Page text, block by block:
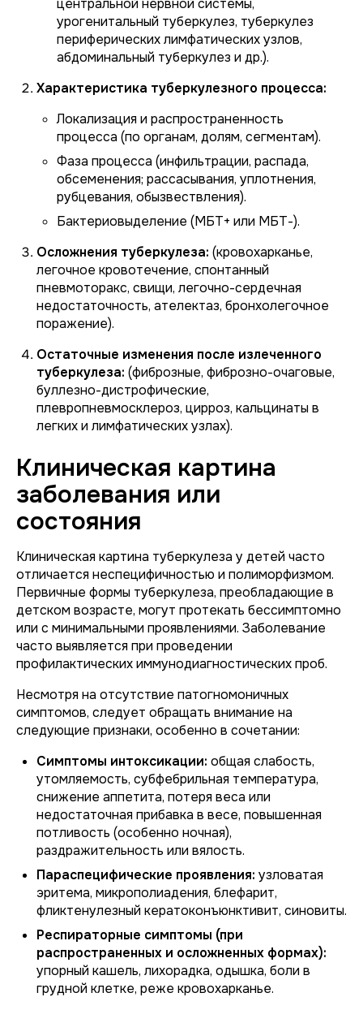
центральной нервной системы,
урогенитальный туберкулез, туберкулез
периферических лимфатических узлов,
абдоминальный туберкулез и др.).
Характеристика туберкулезного процесса:
Локализация и распространенность
процесса (по органам, долям, сегментам).
Фаза процесса (инфильтрации, распада,
обсеменения; рассасывания, уплотнения,
рубцевания, обызвествления).
Бактериовыделение (МБТ+ или МБТ-).
Осложнения туберкулеза: (кровохарканье,
легочное кровотечение, спонтанный
пневмоторакс, свищи, легочно-сердечная
недостаточность, ателектаз, бронхолегочное
поражение).
Остаточные изменения после излеченного
туберкулеза: (фиброзные, фиброзно-очаговые,
буллезно-дистрофические,
плевропневмосклероз, цирроз, кальцинаты в
легких и лимфатических узлах).
Клиническая картина
заболевания или
состояния
Клиническая картина туберкулеза у детей часто
отличается неспецифичностью и полиморфизмом.
Первичные формы туберкулеза, преобладающие в
детском возрасте, могут протекать бессимптомно
или с минимальными проявлениями. Заболевание
часто выявляется при проведении
профилактических иммунодиагностических проб.
Несмотря на отсутствие патогномоничных
симптомов, следует обращать внимание на
следующие признаки, особенно в сочетании:
Симптомы интоксикации: общая слабость,
утомляемость, субфебрильная температура,
снижение аппетита, потеря веса или
недостаточная прибавка в весе, повышенная
потливость (особенно ночная),
раздражительность или вялость.
Параспецифические проявления: узловатая
эритема, микрополиадения, блефарит,
фликтенулезный кератоконъюнктивит, синовиты.
Респираторные симптомы (при
распространенных и осложненных формах):
упорный кашель, лихорадка, одышка, боли в
грудной клетке, реже кровохарканье.